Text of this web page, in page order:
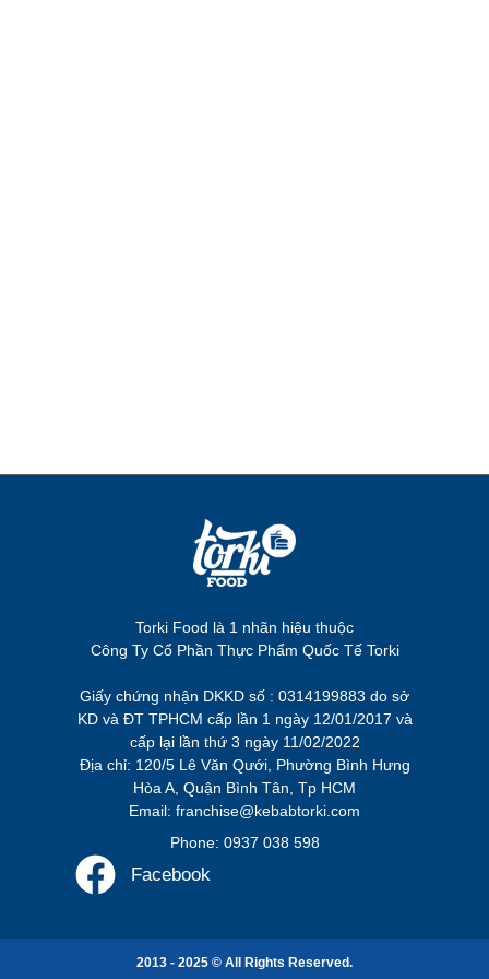
Torki Food là 1 nhãn hiệu thuộc
Công Ty Cổ Phần Thực Phẩm Quốc Tế Torki
Giấy chứng nhận DKKD số : 0314199883 do sở
KD và ĐT TPHCM cấp lần 1 ngày 12/01/2017 và
cấp lại lần thứ 3 ngày 11/02/2022
Địa chỉ: 120/5 Lê Văn Qưới, Phường Bình Hưng
Hòa A, Quận Bình Tân, Tp HCM
Email: franchise@kebabtorki.com
Phone: 0937 038 598
Facebook
2013 - 2025 © All Rights Reserved.